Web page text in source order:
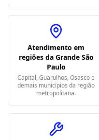
Atendimento em
regiões da Grande São
Paulo
Capital, Guarulhos, Osasco e
demais municípios da região
metropolitana.